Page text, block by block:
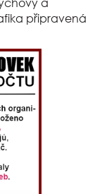
připravená